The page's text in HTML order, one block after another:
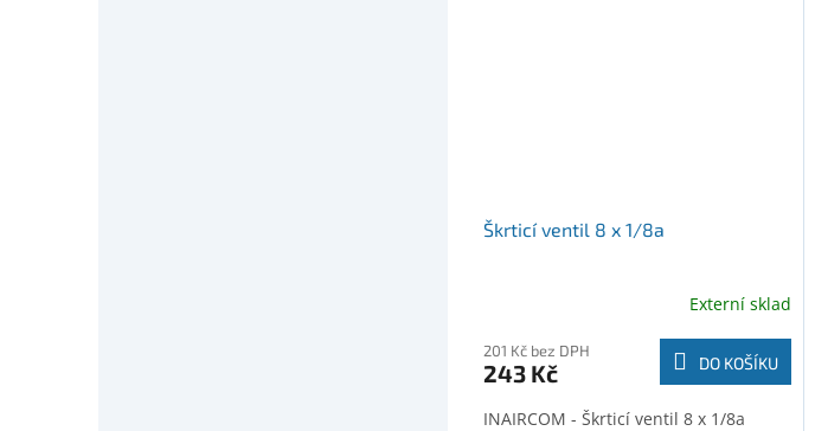
Škrticí ventil 8 x 1/8a
Externí sklad
201 Kč bez DPH
243 Kč DO KOŠÍKU
INAIRCOM - Škrticí ventil 8 x 1/8a